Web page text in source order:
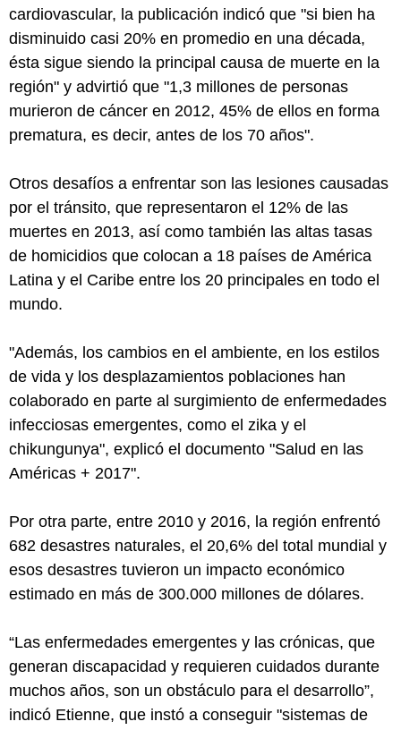
cardiovascular, la publicación indicó que "si bien ha
disminuido casi 20% en promedio en una década,
ésta sigue siendo la principal causa de muerte en la
región" y advirtió que "1,3 millones de personas
murieron de cáncer en 2012, 45% de ellos en forma
prematura, es decir, antes de los 70 años".
Otros desafíos a enfrentar son las lesiones causadas
por el tránsito, que representaron el 12% de las
muertes en 2013, así como también las altas tasas
de homicidios que colocan a 18 países de América
Latina y el Caribe entre los 20 principales en todo el
mundo.
"Además, los cambios en el ambiente, en los estilos
de vida y los desplazamientos poblaciones han
colaborado en parte al surgimiento de enfermedades
infecciosas emergentes, como el zika y el
chikungunya", explicó el documento "Salud en las
Américas + 2017".
Por otra parte, entre 2010 y 2016, la región enfrentó
682 desastres naturales, el 20,6% del total mundial y
esos desastres tuvieron un impacto económico
estimado en más de 300.000 millones de dólares.
“Las enfermedades emergentes y las crónicas, que
generan discapacidad y requieren cuidados durante
muchos años, son un obstáculo para el desarrollo”,
indicó Etienne, que instó a conseguir "sistemas de